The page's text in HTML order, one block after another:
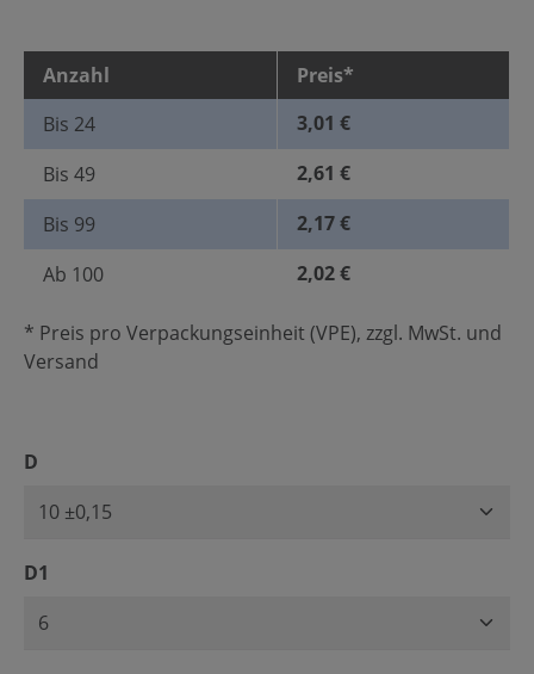
Anzahl
Preis*
Bis 24
3,01 €
Bis 49
2,61 €
Bis 99
2,17 €
Ab 100 2,02 €
* Preis pro Verpackungseinheit (VPE), zzgl. MwSt. und
Versand
D
D1